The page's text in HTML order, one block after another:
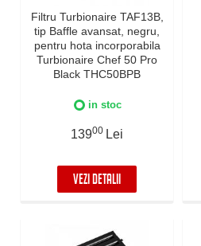
Filtru Turbionaire TAF13B,
tip Baffle avansat, negru,
pentru hota incorporabila
Turbionaire Chef 50 Pro
Black THC50BPB
in stoc
13900 Lei
VEZI DETALII